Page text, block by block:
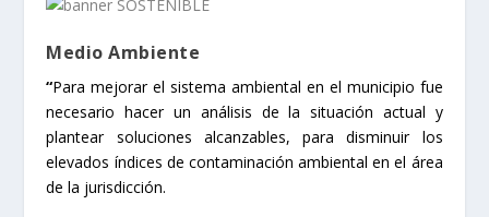
Medio Ambiente
“Para mejorar el sistema ambiental en el municipio fue
necesario hacer un análisis de la situación actual y
plantear soluciones alcanzables, para disminuir los
elevados índices de contaminación ambiental en el área
de la jurisdicción.